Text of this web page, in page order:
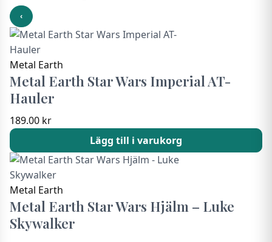
‹
Metal Earth
Metal Earth Star Wars Imperial AT-
Hauler
189.00 kr
Lägg till i varukorg
Metal Earth
Metal Earth Star Wars Hjälm – Luke
Skywalker